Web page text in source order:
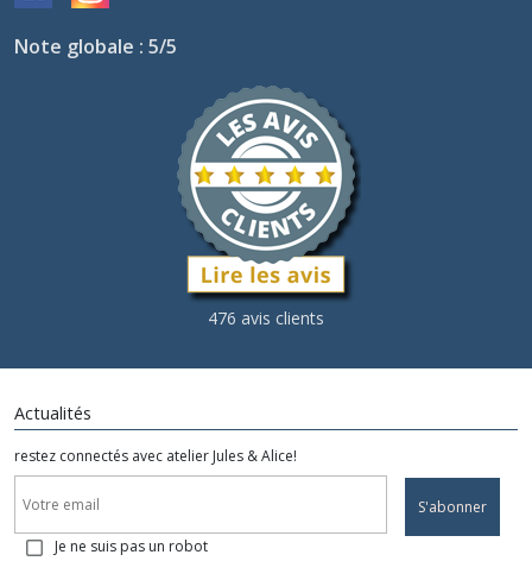
Les
Note globale : 5/5
476 avis clients
Actualités
restez connectés avec atelier Jules & Alice!
S'abonner
Je ne suis pas un robot